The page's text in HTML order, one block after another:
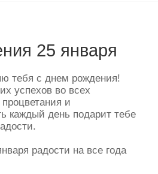
25 января
тебя с днем рождения!
успехов во всех
и
каждый день подарит тебе
радости на все года